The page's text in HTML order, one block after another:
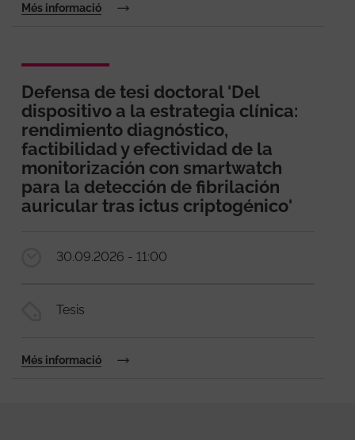
Més informació
Defensa de tesi doctoral 'Del
dispositivo a la estrategia clínica:
rendimiento diagnóstico,
factibilidad y efectividad de la
monitorización con smartwatch
para la detección de fibrilación
auricular tras ictus criptogénico'
30.09.2026 - 11:00
Tesis
Més informació